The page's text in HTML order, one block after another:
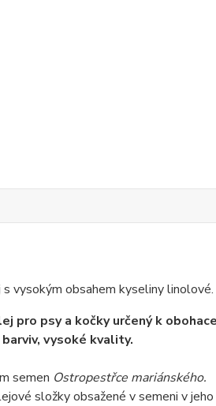
vysokým obsahem kyseliny linolové.
pro psy a kočky určený k
vysoké kvality.
semen Ostropestřce mariánského.
složky obsažené v semeni v